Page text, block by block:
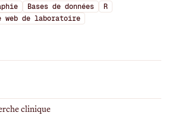
Bases de données
R
web de laboratoire
clinique